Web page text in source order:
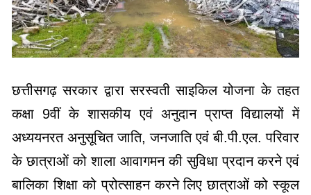
छत्तीसगढ़ सरकार द्वारा सरस्वती साइकिल योजना के तहत
कक्षा 9वीं के शासकीय एवं अनुदान प्राप्त विद्यालयों में
अध्ययनरत अनुसूचित जाति, जनजाति एवं बी.पी.एल. परिवार
के छात्राओं को शाला आवागमन की सुविधा प्रदान करने एवं
बालिका शिक्षा को प्रोत्साहन करने लिए छात्राओं को स्कूल